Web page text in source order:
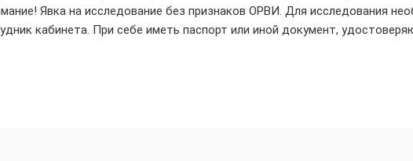
Явка на исследование без признаков ОРВИ. Для исследования
кабинета. При себе иметь паспорт или иной документ,